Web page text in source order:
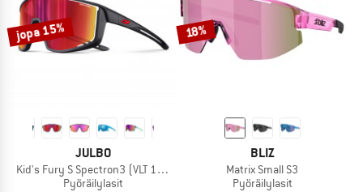
jopa 15%
JULBO
Kid's Fury S Spectron3 (VLT 13%)
Pyöräilylasit
18%
BLIZ
Matrix Small S3
Pyöräilylasit